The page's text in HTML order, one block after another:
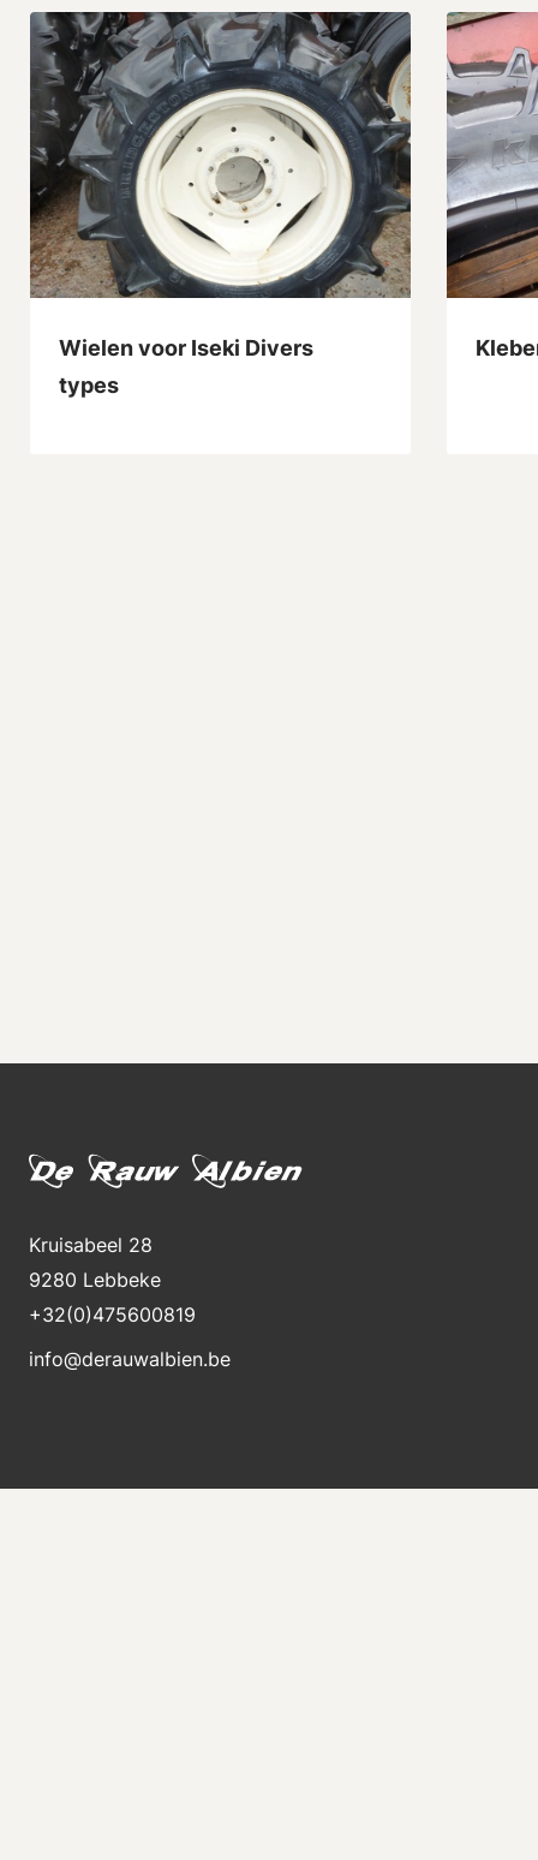
Wielen voor Iseki Divers
types
Kruisabeel 28
9280 Lebbeke
+32(0)475600819
info@derauwalbien.be
Blijft op de hoogte van nieuwe voorraad